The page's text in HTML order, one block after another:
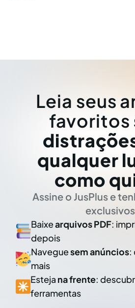
Leia seus
favoritos
qualquer
como
Assine o JusPlus e
exclusivos
Baixearquivos PDF:
depois
Naveguesem anúncios:
mais
Esteja na frente:
ferramentas